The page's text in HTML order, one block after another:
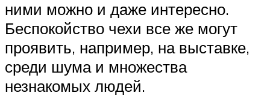
ними можно и даже интересно.
Беспокойство чехи все же могут
проявить, например, на выставке,
среди шума и множества
незнакомых людей.